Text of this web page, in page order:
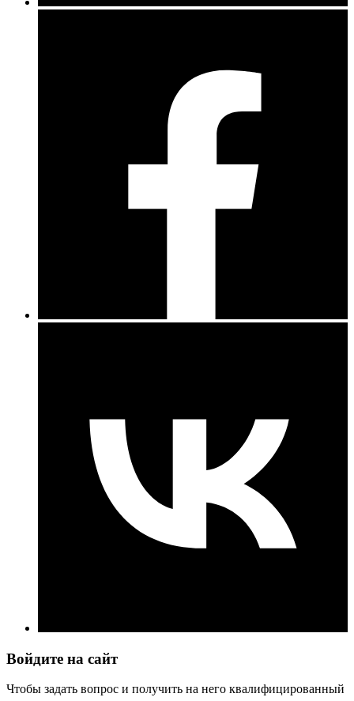
Войдите на сайт
Чтобы задать вопрос и получить на него квалифицированный